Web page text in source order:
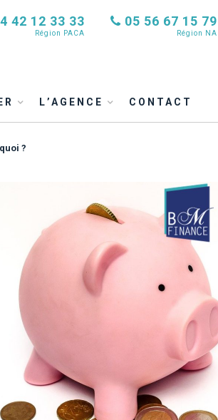
42 12 33 33
Région PACA
05 56 67 15 79
Région NA
L’AGENCE CONTACT
?